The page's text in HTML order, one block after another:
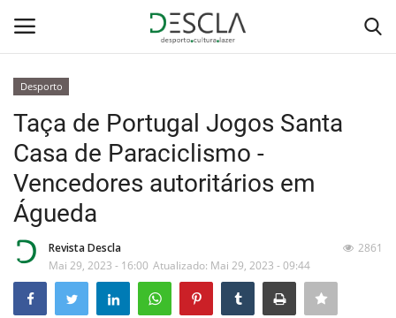
Home
...by Descla
Desporto
Contactos
Desporto
Taça de Portugal Jogos Santa
Casa de Paraciclismo -
Vencedores autoritários em
Águeda
Revista Descla
Mai 29, 2023 - 16:00 Atualizado: Mai 29, 2023 - 09:44
2861